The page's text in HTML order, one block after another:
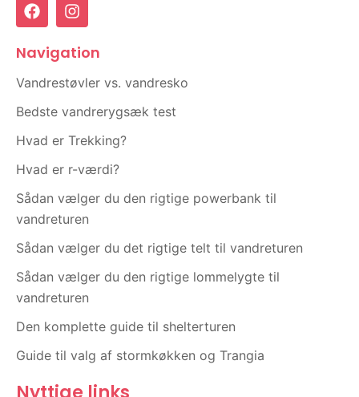
a
e
o
k
n
t
g
a
m
Navigation
Vandrestøvler vs. vandresko
Bedste vandrerygsæk test
Hvad er Trekking?
Hvad er r-værdi?
Sådan vælger du den rigtige powerbank til
vandreturen
Sådan vælger du det rigtige telt til vandreturen
Sådan vælger du den rigtige lommelygte til
vandreturen
Den komplette guide til shelterturen
Guide til valg af stormkøkken og Trangia